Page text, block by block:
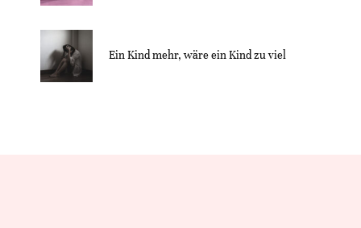
Ein Kind mehr, wäre ein Kind zu viel